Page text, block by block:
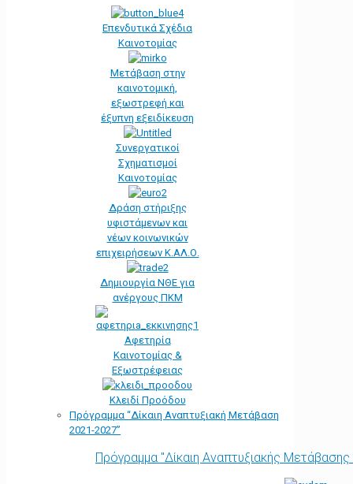
Επενδυτικά Σχέδια
Καινοτομίας
Μετάβαση στην
καινοτομική,
εξωστρεφή και
έξυπνη εξειδίκευση
Συνεργατικοί
Σχηματισμοί
Καινοτομίας
Δράση στήριξης
υφιστάμενων και
νέων κοινωνικών
επιχειρήσεων Κ.ΑΛ.Ο.
Δημιουργία ΝΘΕ για
ανέργους ΠΚΜ
Αφετηρία
Kαινοτομίας &
Εξωστρέφειας
Κλειδί Προόδου
Πρόγραμμα “Δίκαιη Αναπτυξιακή Μετάβαση
2021-2027”
Πρόγραμμα "Δίκαιη Αναπτυξιακής